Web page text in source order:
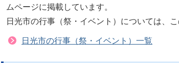
ムページに掲載しています。
日光市の行事（祭・イベント）については、
日光市の行事（祭・イベント）一覧